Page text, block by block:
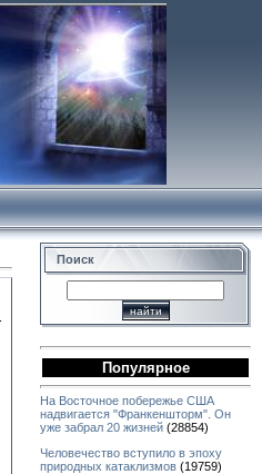
Поиск
Популярное
На Восточное побережье США
надвигается "Франкеншторм". Он
уже забрал 20 жизней (28854)
Человечество вступило в эпоху
природных катаклизмов (19759)